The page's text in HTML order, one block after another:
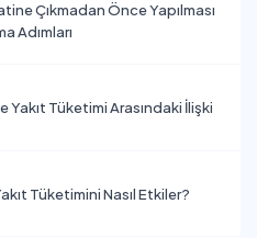
Çıkmadan Önce Yapılması
Adımları
Yakıt Tüketimi Arasındaki İlişki
Tüketimini Nasıl Etkiler?